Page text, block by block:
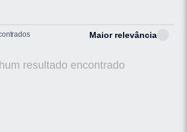
Maior relevância
resultado encontrado